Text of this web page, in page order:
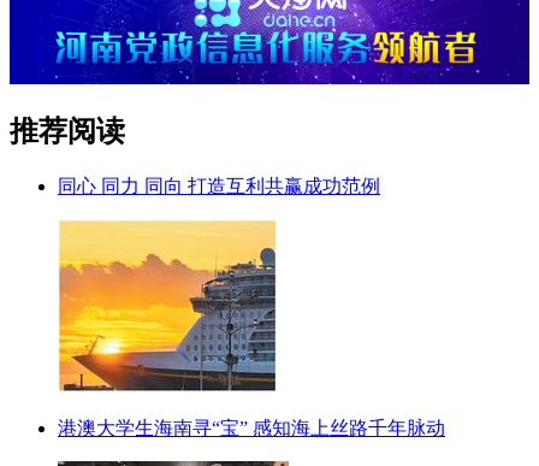
推荐阅读
同心 同力 同向 打造互利共赢成功范例
港澳大学生海南寻“宝” 感知海上丝路千年脉动